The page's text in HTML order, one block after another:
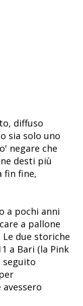
diffuso
sia solo uno
negare che
desti più
fin fine,
a pochi anni
a pallone
due storiche
a Bari (la Pink
seguito